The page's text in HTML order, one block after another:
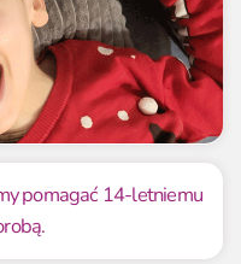
Potrzebujemy
60 000 zł
pomagać 14-letniemu